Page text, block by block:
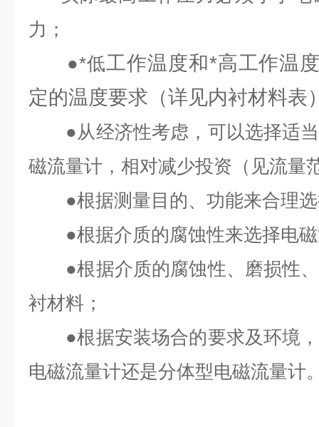
力；
●*低工作温度和*高工作温
定的温度要求（详见内衬材料表
●从经济性考虑，可以选择适
磁流量计，相对减少投资（见流量
●根据测量目的、功能来合理
●根据介质的腐蚀性来选择电
●根据介质的腐蚀性、磨损性
衬材料；
●根据安装场合的要求及环境
电磁流量计还是分体型电磁流量计